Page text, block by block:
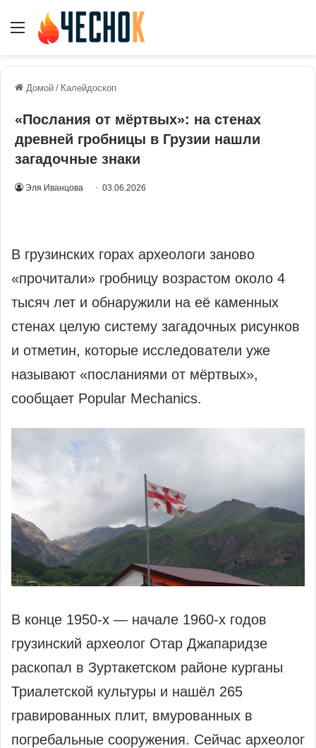
Меню
Домой / Калейдоскоп
«Послания от мёртвых»: на стенах
древней гробницы в Грузии нашли
загадочные знаки
Эля Иванцова 03.06.2026
В грузинских горах археологи заново
«прочитали» гробницу возрастом около 4
тысяч лет и обнаружили на её каменных
стенах целую систему загадочных рисунков
и отметин, которые исследователи уже
называют «посланиями от мёртвых»,
сообщает Popular Mechanics.
В конце 1950‑х — начале 1960‑х годов
грузинский археолог Отар Джапаридзе
раскопал в Зуртакетском районе курганы
Триалетской культуры и нашёл 265
гравированных плит, вмурованных в
погребальные сооружения. Сейчас археолог